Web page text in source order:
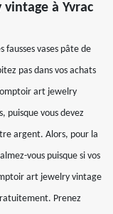
à Yvrac
fausses vases pâte de
pas dans vos achats
art jewelry
puisque vous devez
argent. Alors, pour la
vous puisque si vos
art jewelry vintage
Prenez